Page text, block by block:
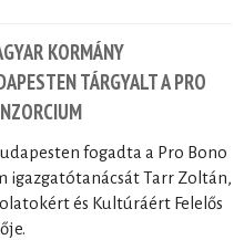
KORMÁNY
TÁRGYALT A PRO
fogadta a Pro Bono
igazgatótanácsát Tarr Zoltán,
és Kultúráért Felelős